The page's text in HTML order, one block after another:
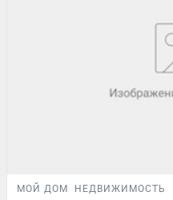
МОЙ ДОМ НЕДВИЖИМОСТЬ